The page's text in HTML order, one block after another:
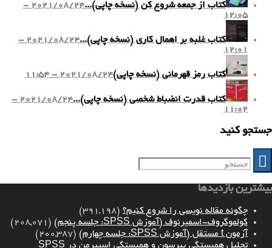
کتاب از جمعه شروع کن (نسخه چاپی)...
2021/08/24 -
12:05
کتاب غلبه بر اهمال کاری (نسخه چاپی)...
2021/08/24 -
12:01
کتاب رمز قهرمانی (نسخه چاپی)2021/08/24 - 11:54
کتاب قدرت انضباط شخصی (نسخه چاپی)...
2021/08/24 -
11:02
جستجو کنید
بیشترین بازدیدها
چگونه مقاله نویسی را شروع کنیم؟ (391,198)
کولموگروف-اسمیرنوف (آموزش SPSS: جلسه پنجم)
(208,071)
آزمون t مستقل (آموزش SPSS: جلسه چهارم)
(200,387)
تحلیل همبستگی پیرسون و همبستگی اسپیرمن در SPSS